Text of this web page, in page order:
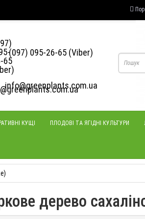
(097) 095-26-65 (Viber)
info@greenplants.com.ua
КУЩІ ПЛОДОВІ ТА ЯГІДНІ КУЛЬТУРИ
дерево